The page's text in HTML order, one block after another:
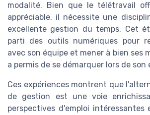
modalité. Bien que le télétravail
appréciable, il nécessite une
excellente gestion du temps. Cet
parti des outils numériques pour
avec son équipe et mener à bien ses
a permis de se démarquer lors de
Ces expériences montrent que
de gestion est une voie
perspectives d'emploi